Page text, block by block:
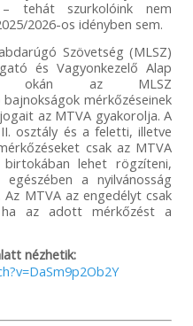
tehát szurkolóink nem
2026-os idényben sem.
Szövetség (MLSZ)
és Vagyonkezelő Alap
okán az MLSZ
mérkőzéseinek
az MTVA gyakorolja. A
osztály és a feletti, illetve
csak az MTVA
lehet rögzíteni,
a nyilvánosság
MTVA az engedélyt csak
az adott mérkőzést a
nézhetik: